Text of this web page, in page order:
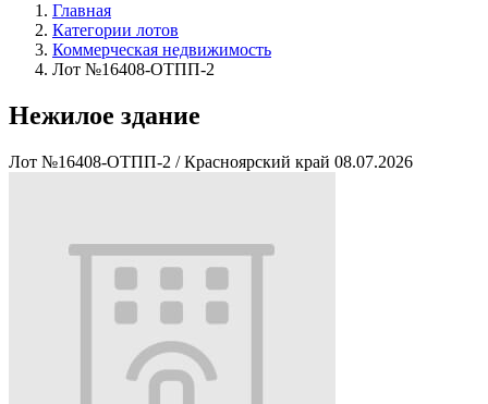
Главная
Категории лотов
Коммерческая недвижимость
Лот №16408-ОТПП-2
Нежилое здание
Лот №16408-ОТПП-2 / Красноярский край 08.07.2026